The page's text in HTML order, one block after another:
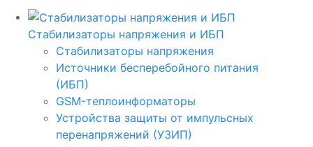
Стабилизаторы напряжения и ИБП
Стабилизаторы напряжения
Источники бесперебойного питания
(ИБП)
GSM-теплоинформаторы
Устройства защиты от импульсных
перенапряжений (УЗИП)